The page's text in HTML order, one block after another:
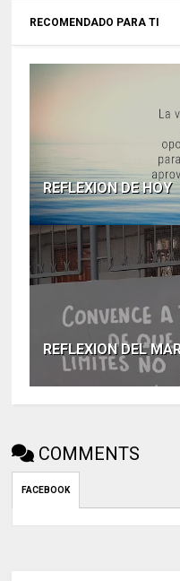
RECOMENDADO PARA TI
REFLEXION DE HOY
REFLEXION DEL
COMMENTS
FACEBOOK